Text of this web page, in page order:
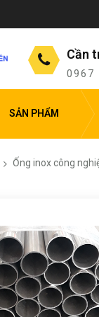
Cần
0967
SẢN PHẨM
Ống inox công